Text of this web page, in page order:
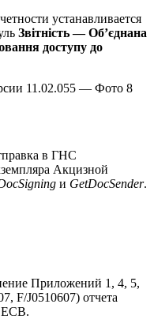
устанавливается
Звітність — Об’єднана
доступу до
в ГНС
Акцизной
и GetDocSender.
Приложений 1, 4, 5,
F/J0510607) отчета
ЕСВ.